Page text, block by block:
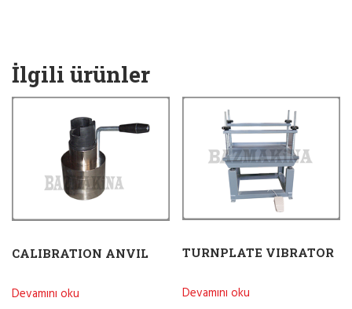
İlgili ürünler
CALIBRATION ANVIL
Devamını oku
TURNPLATE VIBRATOR
Devamını oku